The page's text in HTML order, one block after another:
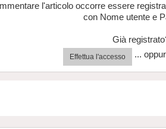
l'articolo occorre essere
con Nome utente e
Già
Effettua l'accesso ...